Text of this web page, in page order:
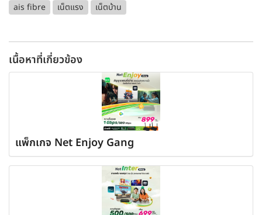
ais fibre เน็ตแรง เน็ตบ้าน
เนื้อหาที่เกี่ยวข้อง
แพ็กเกจ Net Enjoy Gang